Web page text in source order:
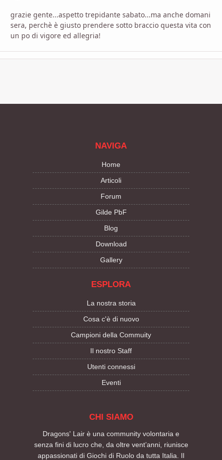
grazie gente...aspetto trepidante sabato...ma anche domani
sera, perchè è giusto prendere sotto braccio questa vita con
un po di vigore ed allegria!
NAVIGA
Home
Articoli
Forum
Gilde PbF
Blog
Download
Gallery
ESPLORA
La nostra storia
Cosa c'è di nuovo
Campioni della Commuity
Il nostro Staff
Utenti connessi
Eventi
CHI SIAMO
Dragons' Lair è una community volontaria e
senza fini di lucro che, da oltre vent’anni, riunisce
appassionati di Giochi di Ruolo da tutta Italia. Il